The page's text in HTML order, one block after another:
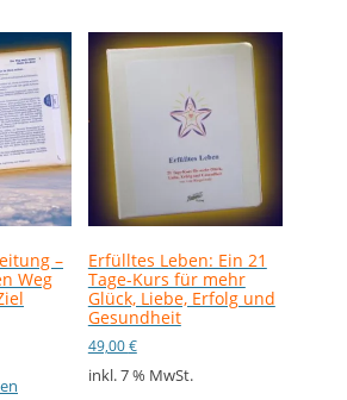
–
Weg
Erfülltes Leben: Ein 21
Tage-Kurs für mehr
Glück, Liebe, Erfolg und
Gesundheit
49,00€
inkl. 7 % MwSt.